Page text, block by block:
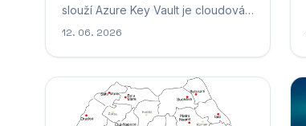
slouží Azure Key Vault je cloudová
služba od Microsoftu, která slouží k
kryptografické klíče, certifikáty,
hesla a další tajné hodnoty, které
moderní aplikace a systémy
12. 06. 2026